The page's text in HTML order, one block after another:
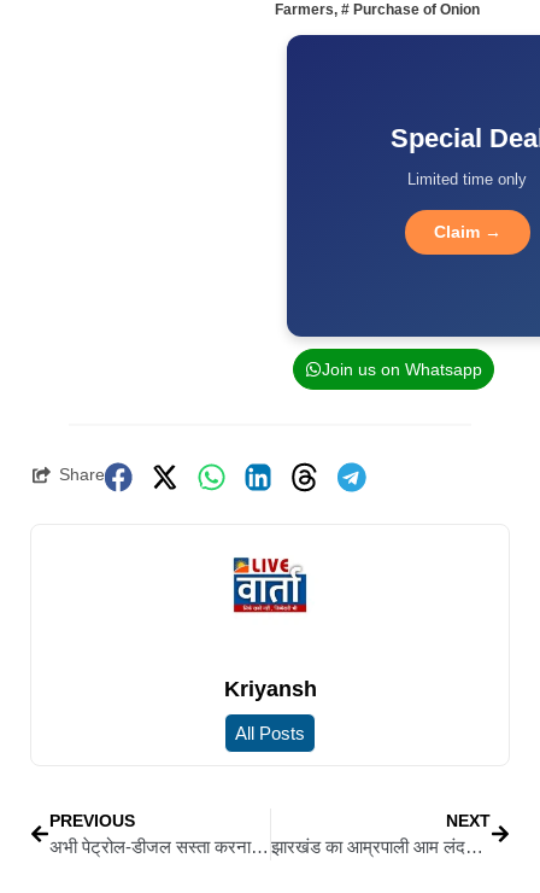
Farmers, # Purchase of Onion
Special
Limited time only
Claim →
Join us on Whatsapp
Share
Kriyansh
All Posts
PREVIOUS
अभी पेट्रोल-डीजल सस्ता करना संभव नहीं, कीमतों पर बाद में होगा फैसला: हरदीप सिंह पुरी
NEXT
झारखंड का आम्रपाली आम लंदन और इटली के बाद दुबई पहुंचा, महिला किसानों को मिली वैश्विक पहचान